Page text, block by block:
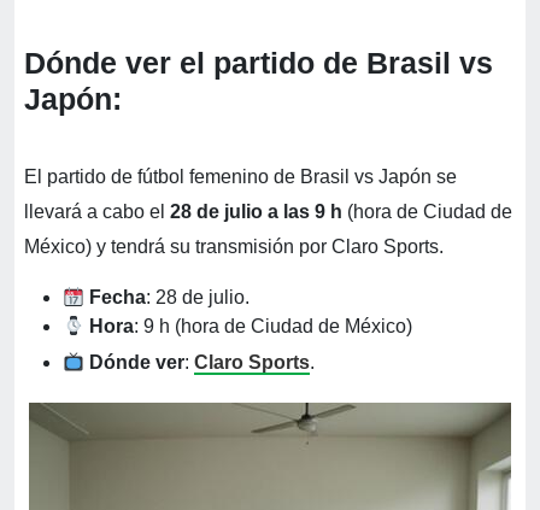
Dónde ver el partido de Brasil vs
Japón:
El partido de fútbol femenino de Brasil vs Japón se
llevará a cabo el 28 de julio a las 9 h (hora de Ciudad de
México) y tendrá su transmisión por Claro Sports.
Fecha: 28 de julio.
Hora: 9 h (hora de Ciudad de México)
Dónde ver:Claro Sports.